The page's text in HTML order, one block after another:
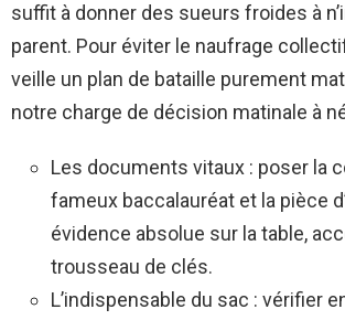
suffit à donner des sueurs froides à
parent. Pour éviter le naufrage
veille un plan de bataille purement
notre charge de décision matinale à
Les documents vitaux : poser la
fameux baccalauréat et la pièce
évidence absolue sur la table,
trousseau de clés.
L’indispensable du sac : vérifier